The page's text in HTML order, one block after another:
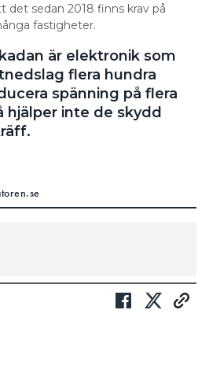
det sedan 2018 finns krav på
fastigheter.
är elektronik som
flera hundra
spänning på flera
hjälper inte de skydd
(OFTAST) IN I
AV ÅSKLEDARE OCH